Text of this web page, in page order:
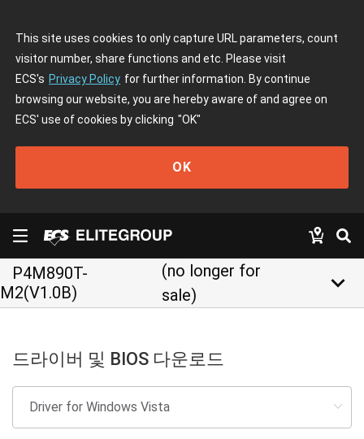
This site uses cookies to only capture URL parameters, count
visitor number, share functions and etc. Please visit
ECS's Privacy Policy for further information. By continue
browsing our website, you are hereby aware of and agree on
ECS' use of cookies by clicking "OK"
OK
P4M890T-
M2(V1.0B)
(no longer for
sale)
keyboard_arrow_down
드라이버 및 BIOS 다운로드